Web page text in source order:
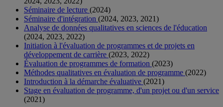
Séminaire de lecture (2024)
Séminaire d'intégration (2024, 2023, 2021)
Analyse de données qualitatives en sciences de l'éducation
(2024, 2023, 2022)
Initiation à l'évaluation de programmes et de projets en
développement de carrière (2023, 2022)
Évaluation de programmes de formation (2023)
Méthodes qualitatives en évaluation de programme (2022)
Introduction à la démarche évaluative (2021)
Stage en évaluation de programme, d'un projet ou d'un service
(2021)